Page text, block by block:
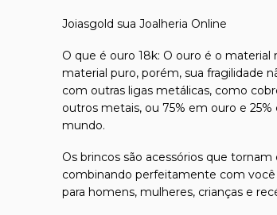
Joiasgold sua Joalheria Online
O que é ouro 18k: O ouro é o
material puro, porém, sua fragilidade
com outras ligas metálicas, como
outros metais, ou 75% em ouro e
mundo.
Os brincos são acessórios que tornam
combinando perfeitamente com
para homens, mulheres, crianças e